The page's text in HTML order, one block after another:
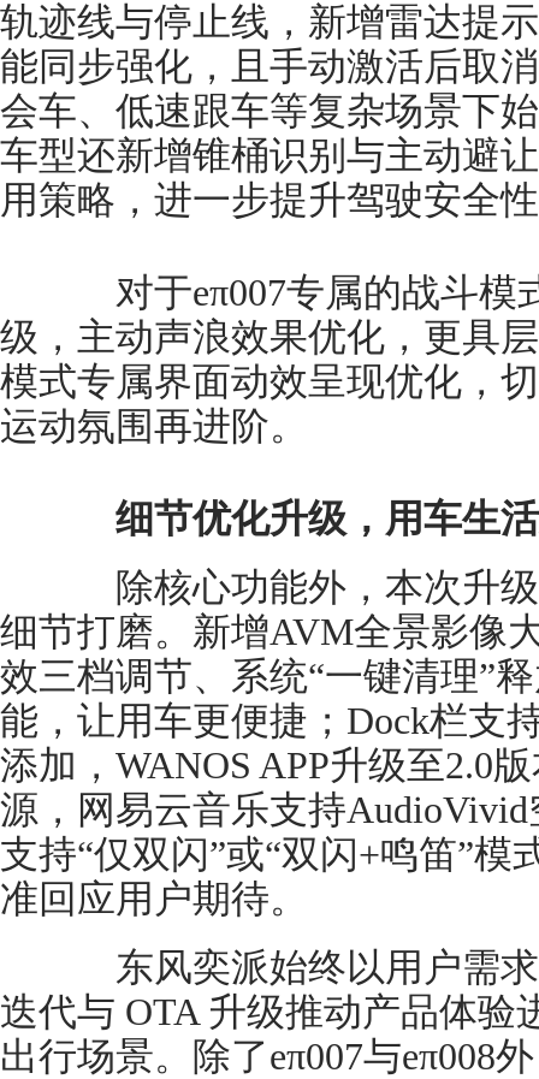
轨迹线与停止线，新增雷达提
能同步强化，且手动激活后取
会车、低速跟车等复杂场景下
车型还新增锥桶识别与主动避
用策略，进一步提升驾驶安全
对于eπ007专属的战斗模
级，主动声浪效果优化，更具
模式专属界面动效呈现优化，
运动氛围再进阶。
细节优化升级，用车生
除核心功能外，本次升级
细节打磨。新增AVM全景影像
效三档调节、系统“一键清理”
能，让用车更便捷；Dock栏支
添加，WANOS APP升级至2.0
源，网易云音乐支持
支持“仅双闪”或“双闪+鸣笛”
准回应用户期待。
东风奕派始终以用户需求
迭代与 OTA 升级推动产品体验
出行场景。除了eπ007与eπ008